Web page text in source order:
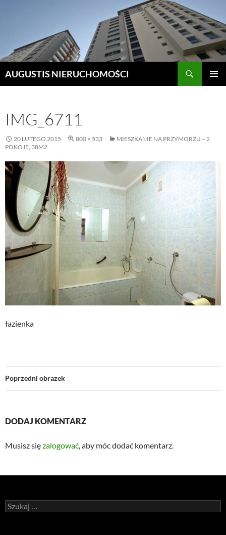
AUGUSTIS NIERUCHOMOŚCI
IMG_6711
20 LUTEGO 2015 800 × 533
MIESZKANIE NA PRZYMORZU – 2
POKOJE, 38M2
łazienka
Poprzedni obrazek
DODAJ KOMENTARZ
Musisz sięzalogować, aby móc dodać komentarz.
Szukaj: